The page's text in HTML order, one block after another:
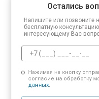
Остались
Напишите или позвоните
бесплатную
интересующему Вас
Нажимая на кнопку
согласие на обработку
данных.